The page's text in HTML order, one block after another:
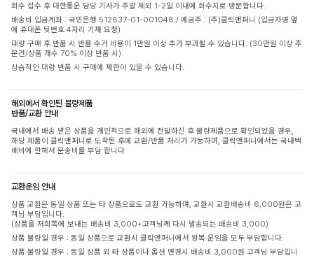
회수 접수 후 대한통운 담당 기사가 주말 제외 1-2일 이내에 회수지로 방문합니다.
배송비 입금계좌 : 국민은행 512637-01-001048 / 예금주 : (주)클릭앤퍼니 (입금자명 옆
에 휴대폰 뒷번호 4자리 기재 요청)
대량 구매 후 반품 시 반품 수거 비용이 1만원 이상 추가 부과될 수 있습니다. (30만원 이상 주
문건/상품 개수 70% 이상 반품 시)
상습적인 대량 반품 시 구매에 제한이 있을 수 있습니다.
해외에서 확인된 불량제품
반품/교환 안내
국내에서 배송 받은 상품을 개인적으로 해외에 전달하신 후 불량제품으로 확인되었을 경우,
해당 제품이 클릭앤퍼니로 도착된 후에 교환/반품 처리가 가능하며, 클릭앤퍼니에서는 국내택
배비에 한해서 운송비를 부담 합니다
교환운임 안내
상품 교환은 동일 상품 또는 타 상품으로도 교환 가능하며, 교환시 교환배송비 6,000원은 고
객님 부담입니다.
(상품을 저희쪽에 보내는 배송비 3,000+고객님께 다시 발송되는 배송비 3,000)
상품 불량일 경우 : 동일 상품으로 교환시 클릭앤퍼니에서 왕복 운임을 모두 부담합니다.
상품 불량일 경우 : 동일 상품 외 타 상품이나 옵션 변경시 배송비 3,000원 고객님 부담입니